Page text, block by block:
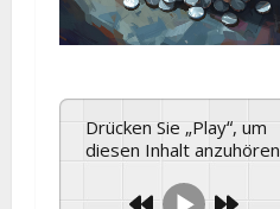
Drücken Sie „Play“, um
diesen Inhalt anzuhören